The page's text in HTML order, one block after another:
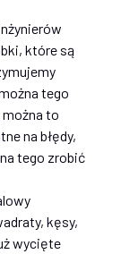
które są
tego
to
na błędy,
tego zrobić
kęsy,
wycięte